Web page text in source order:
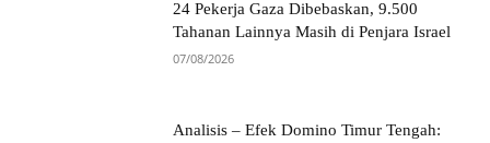
24 Pekerja Gaza Dibebaskan, 9.500
Tahanan Lainnya Masih di Penjara Israel
07/08/2026
Analisis – Efek Domino Timur Tengah: